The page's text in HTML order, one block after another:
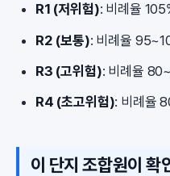
R1 (저위험): 비례율
R2 (보통): 비례율
R3 (고위험): 비례율
R4 (초고위험): 비례율
이 단지 조합원이 확